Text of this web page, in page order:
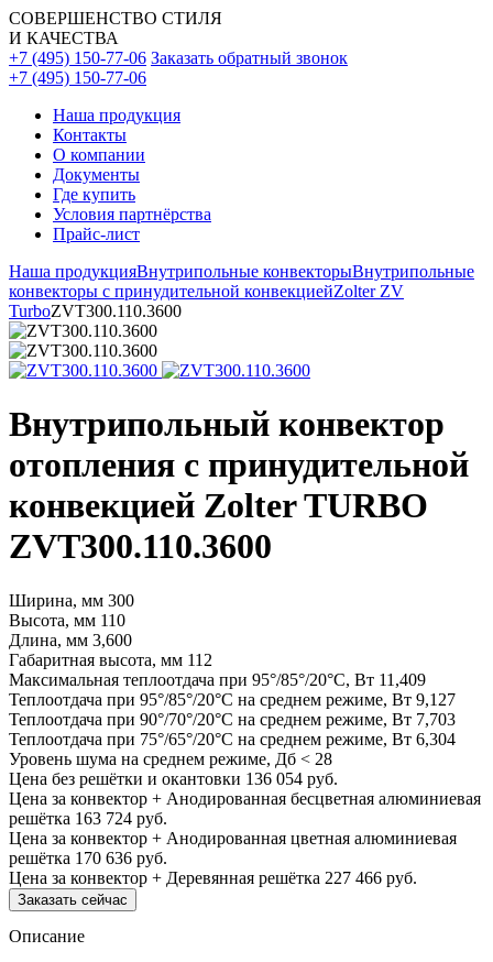
СОВЕРШЕНСТВО СТИЛЯ
И КАЧЕСТВА
+7 (495) 150-77-06 Заказать обратный звонок
+7 (495) 150-77-06
Наша продукция
Контакты
О компании
Документы
Где купить
Условия партнёрства
Прайс-лист
Наша продукцияВнутрипольные конвекторыВнутрипольные
конвекторы с принудительной конвекциейZolter ZV
TurboZVT300.110.3600
Внутрипольный конвектор
отопления с принудительной
конвекцией Zolter TURBO
ZVT300.110.3600
Ширина, мм 300
Высота, мм 110
Длина, мм 3,600
Габаритная высота, мм 112
Максимальная теплоотдача при 95°/85°/20°С, Вт 11,409
Теплоотдача при 95°/85°/20°С на среднем режиме, Вт 9,127
Теплоотдача при 90°/70°/20°С на среднем режиме, Вт 7,703
Теплоотдача при 75°/65°/20°С на среднем режиме, Вт 6,304
Уровень шума на среднем режиме, Дб < 28
Цена без решётки и окантовки 136 054 руб.
Цена за конвектор + Анодированная бесцветная алюминиевая
решётка 163 724 руб.
Цена за конвектор + Анодированная цветная алюминиевая
решётка 170 636 руб.
Цена за конвектор + Деревянная решётка 227 466 руб.
Заказать сейчас
Описание